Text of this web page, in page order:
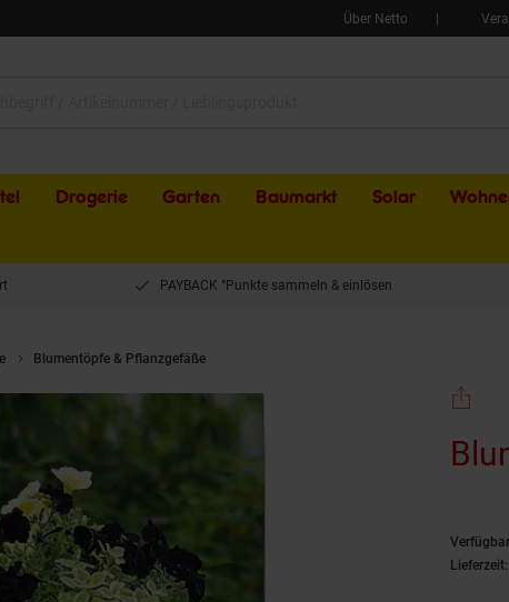
Über Netto
Drogerie Garten Baumarkt Solar
PAYBACK °Punkte sammeln & einlösen
Blumentöpfe & Pflanzgefäße
Lieferzeit: